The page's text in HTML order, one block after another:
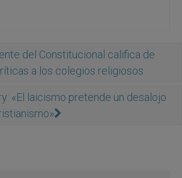
del Constitucional califica de
a los colegios religiosos
«El laicismo pretende un desalojo